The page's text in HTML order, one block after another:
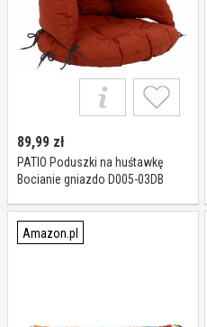
89,99 zł
PATIO Poduszki na huśtawkę
Bocianie gniazdo D005-03DB
Amazon.pl